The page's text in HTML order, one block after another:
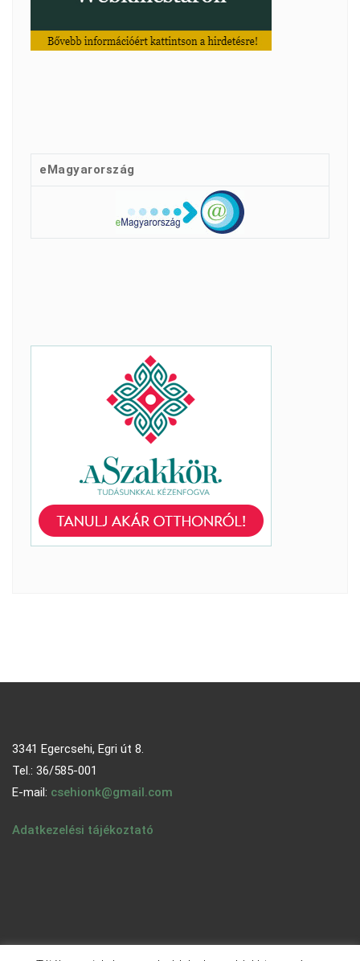
eMagyarország
3341 Egercsehi, Egri út 8.
Tel.: 36/585-001
E-mail: csehionk@gmail.com
Adatkezelési tájékoztató